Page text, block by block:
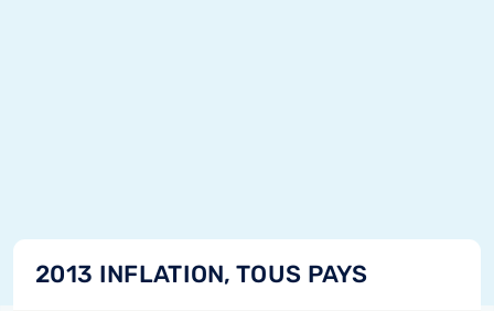
2013 INFLATION, TOUS PAYS